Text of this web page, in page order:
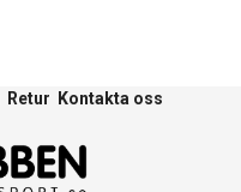
Retur Kontakta oss